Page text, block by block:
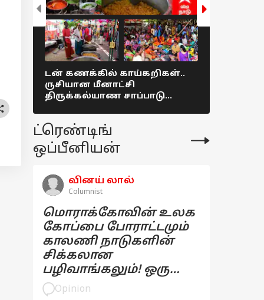
டன் கணக்கில் காய்கறிகள்..
ருசியான மீனாட்சி
திருக்கல்யாண சாப்பாடு
ட்ரெண்டிங்
ஒப்பீனியன்
வினய் லால்
Columnist
மொராக்கோவின் உலக
கோப்பை போராட்டமும்
காலணி நாடுகளின்
சிக்கலான
பழிவாங்கலும்! ஒரு
பார்வை
Opinion